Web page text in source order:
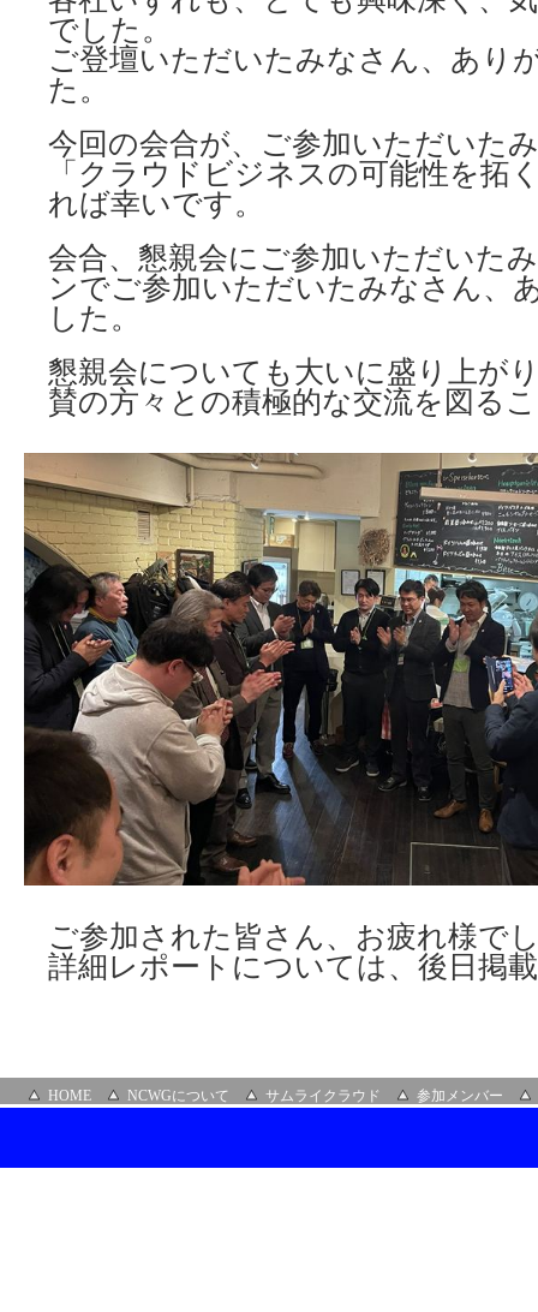
でした。
ご登壇いただいたみなさん、あり
た。
今回の会合が、ご参加いただいた
「クラウドビジネスの可能性を拓
れば幸いです。
会合、懇親会にご参加いただいた
ンでご参加いただいたみなさん、
した。
懇親会についても大いに盛り上が
賛の方々との積極的な交流を図る
ご参加された皆さん、お疲れ様で
詳細レポートについては、後日掲
HOME NCWGについて サムライクラウド 参加メンバー